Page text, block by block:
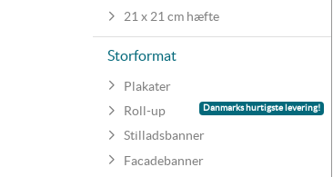
21 x 21 cm hæfte
Storformat
Plakater
Roll-up
Danmarks hurtigste levering!
Stilladsbanner
Facadebanner